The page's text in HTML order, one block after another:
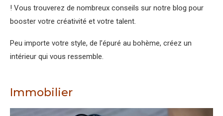
! Vous trouverez de nombreux conseils sur notre blog pour
booster votre créativité et votre talent.
Peu importe votre style, de l’épuré au bohème, créez un
intérieur qui vous ressemble.
Immobilier